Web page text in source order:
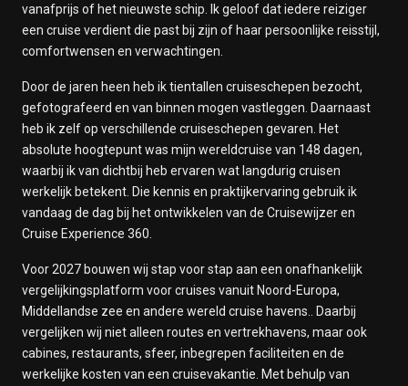
vanafprijs of het nieuwste schip. Ik geloof dat iedere reiziger
een cruise verdient die past bij zijn of haar persoonlijke reisstijl,
comfortwensen en verwachtingen.
Door de jaren heen heb ik tientallen cruiseschepen bezocht,
gefotografeerd en van binnen mogen vastleggen. Daarnaast
heb ik zelf op verschillende cruiseschepen gevaren. Het
absolute hoogtepunt was mijn wereldcruise van 148 dagen,
waarbij ik van dichtbij heb ervaren wat langdurig cruisen
werkelijk betekent. Die kennis en praktijkervaring gebruik ik
vandaag de dag bij het ontwikkelen van de Cruisewijzer en
Cruise Experience 360.
Voor 2027 bouwen wij stap voor stap aan een onafhankelijk
vergelijkingsplatform voor cruises vanuit Noord-Europa,
Middellandse zee en andere wereld cruise havens.. Daarbij
vergelijken wij niet alleen routes en vertrekhavens, maar ook
cabines, restaurants, sfeer, inbegrepen faciliteiten en de
werkelijke kosten van een cruisevakantie. Met behulp van